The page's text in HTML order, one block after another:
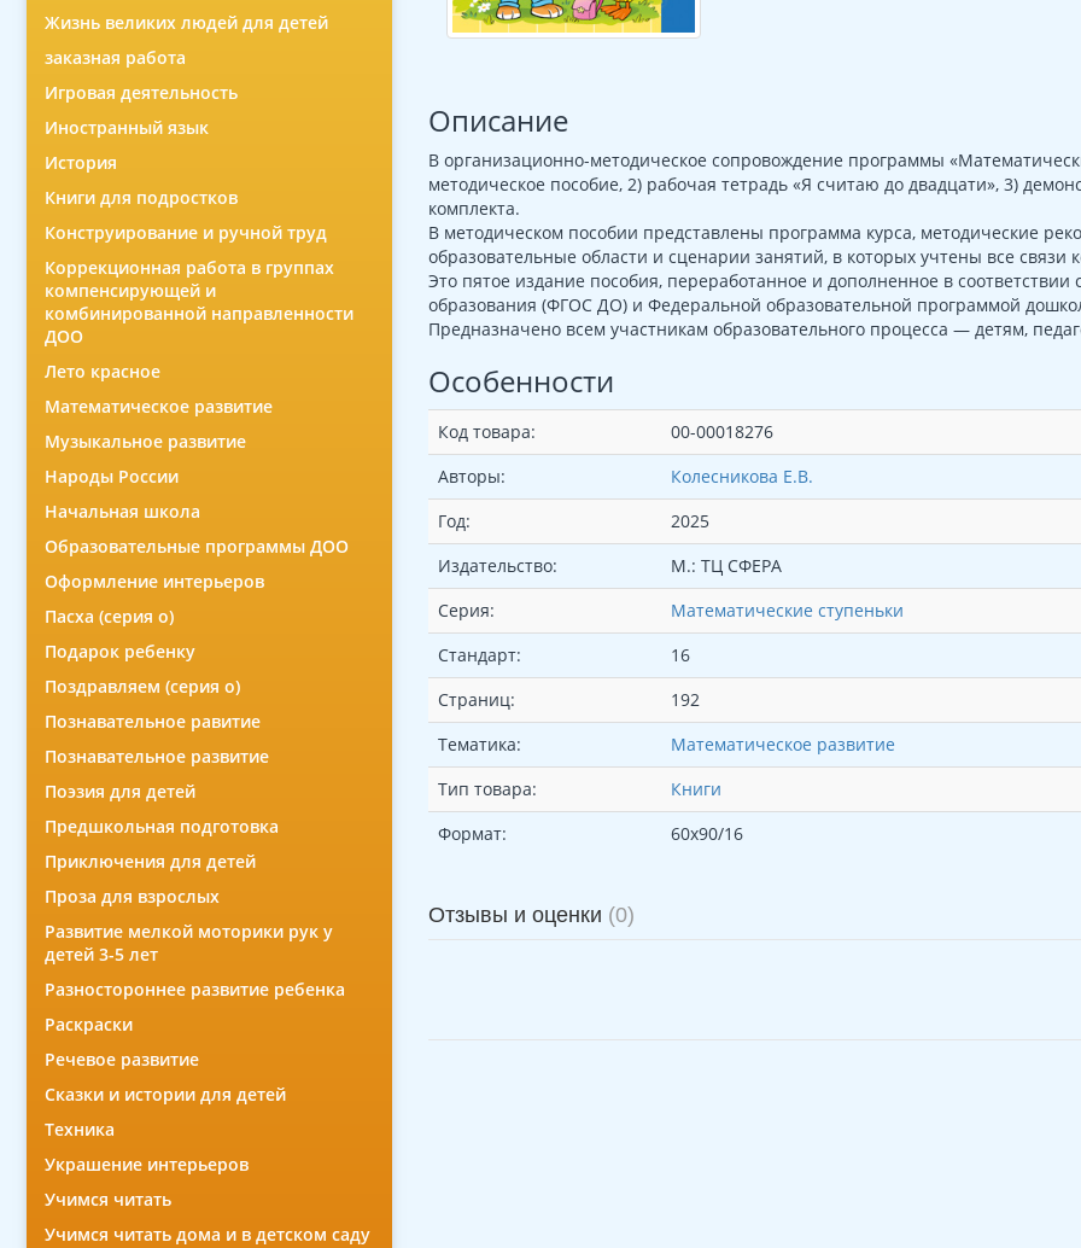
Жизнь великих людей для детей
заказная работа
Игровая деятельность
Иностранный язык
История
Книги для подростков
Конструирование и ручной труд
Коррекционная работа в группах
компенсирующей и
комбинированной направленности
ДОО
Лето красное
Математическое развитие
Музыкальное развитие
Народы России
Начальная школа
Образовательные программы ДОО
Оформление интерьеров
Пасха (серия о)
Подарок ребенку
Поздравляем (серия о)
Познавательное равитие
Познавательное развитие
Поэзия для детей
Предшкольная подготовка
Приключения для детей
Проза для взрослых
Развитие мелкой моторики рук у
детей 3-5 лет
Разностороннее развитие ребенка
Раскраски
Речевое развитие
Сказки и истории для детей
Техника
Украшение интерьеров
Учимся читать
Учимся читать дома и в детском саду
Описание
В организационно-методическое сопровождение программы
методическое пособие, 2) рабочая тетрадь «Я считаю до двадцати», 3)
комплекта.
В методическом пособии представлены программа курса, методические
образовательные области и сценарии занятий, в которых учтены все связи
Это пятое издание пособия, переработанное и дополненное в
образования (ФГОС ДО) и Федеральной образовательной программой
Предназначено всем участникам образовательного процесса — детям,
Особенности
Код товара:
00-00018276
Авторы:
Колесникова Е.В.
Год:
2025
Издательство:
М.: ТЦ СФЕРА
Серия:
Математические ступеньки
Стандарт:
16
Страниц:
192
Тематика:
Математическое развитие
Тип товара:
Книги
Формат:
60х90/16
Отзывы и оценки (0)